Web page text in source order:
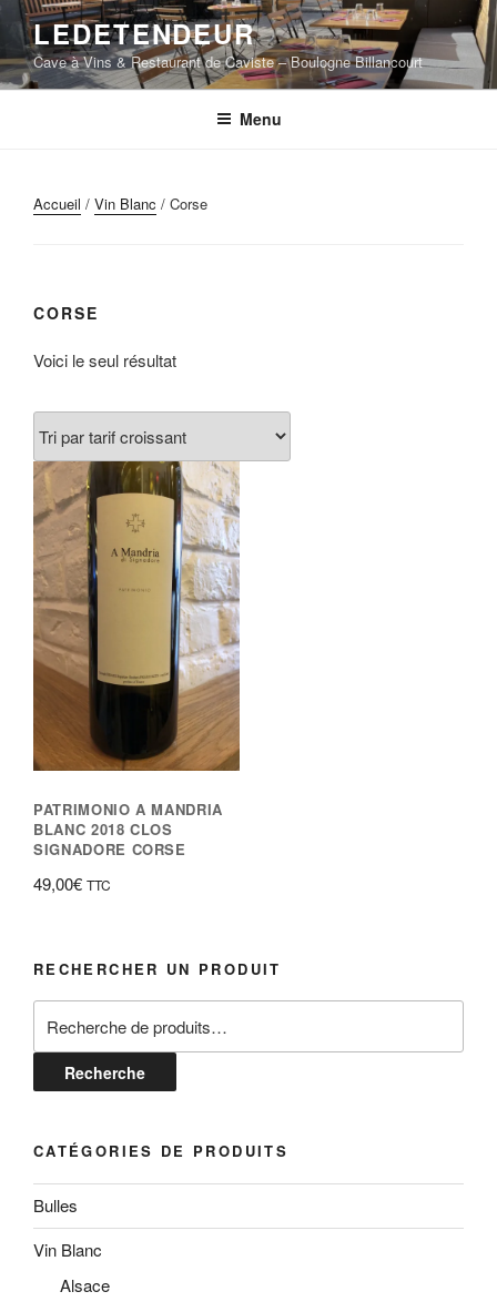
Aller
contenu
principal
LEDETENDEUR
Cave à Vins & Restaurant de Caviste – Boulogne Billancourt
Menu
Accueil / Vin Blanc / Corse
CORSE
Voici le seul résultat
PATRIMONIO A MANDRIA
BLANC 2018 CLOS
SIGNADORE CORSE
49,00€ TTC
RECHERCHER UN PRODUIT
pour :
Recherche
CATÉGORIES DE PRODUITS
Bulles
Vin Blanc
Alsace